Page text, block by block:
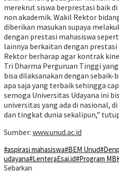
merekrut siswa berprestasi baik
non akademik. Wakil Rektor
diberikan masukan supaya
dengan prestasi mahasiswa
lainnya berkaitan dengan
Rektor berharap agar kontrak
Tri Dharma Perguruan Tinggi
bisa dilaksanakan dengan sebaik-
apa saja yang terbaik sehingga
semoga Universitas Udayana ini
universitas yang ada di nasional,
dan tingkat dunia sekalipun,”
Sumber: www.unud.ac.id
#aspirasi mahasiswa#BEM Unud
udayana#LenteraEsai.id#Program
Sebarkan